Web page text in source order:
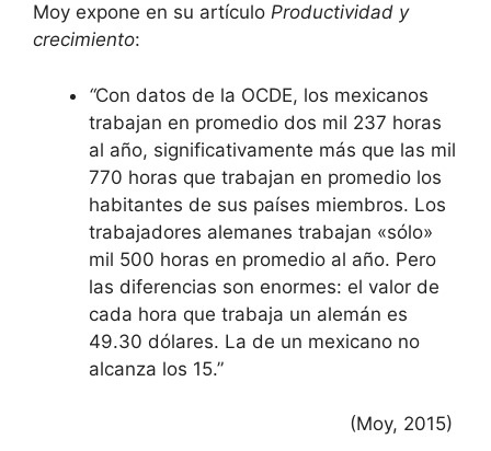
Moy expone en su artículo Productividad y
crecimiento:
“Con datos de la OCDE, los mexicanos
trabajan en promedio dos mil 237 horas
al año, significativamente más que las mil
770 horas que trabajan en promedio los
habitantes de sus países miembros. Los
trabajadores alemanes trabajan «sólo»
mil 500 horas en promedio al año. Pero
las diferencias son enormes: el valor de
cada hora que trabaja un alemán es
49.30 dólares. La de un mexicano no
alcanza los 15.”
(Moy, 2015)